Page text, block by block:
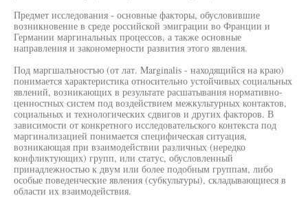
Предмет исследования - основные факторы, обусловившие
возникновение в среде российской эмиграции во Франции и
Германии маргинальных процессов, а также основные
направления и закономерности развития этого явления.
Под маргшалъностъю (от лат. Marginalis - находящийся на краю)
понимается характеристика относительно устойчивых социальных
явлений, возникающих в результате расшатывания нормативно-
ценностных систем под воздействием межкультурных контактов,
социальных и технологических сдвигов и других факторов. В
зависимости от конкретного исследовательского контекста под
маргинализацией понимается специфическая ситуация,
возникающая при взаимодействии различных (нередко
конфликтующих) групп, или статус, обусловленный
принадлежностью к двум или более подобным группам, либо
особые поведенческие явления (субкультуры), складывающиеся в
области их взаимодействия.